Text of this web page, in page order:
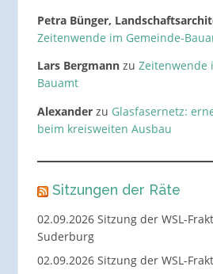
Petra Bünger,
Zeitenwende im Gemeinde-
Lars Bergmannzu Zeitenwende
Bauamt
Alexanderzu Glasfasernetz:
beim kreisweiten Ausbau
Sitzungen der Räte
02.09.2026 Sitzung der WSL-
Suderburg
02.09.2026 Sitzung der WSL-